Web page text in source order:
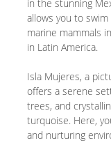
in the stunning
allows you to
marine mammals
in Latin America.
Isla Mujeres, a
offers a serene
trees, and
turquoise. Here,
and nurturing